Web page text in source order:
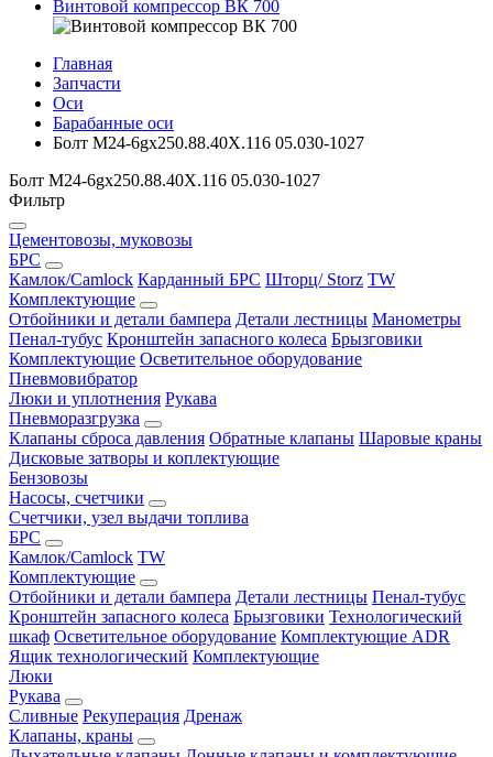
Винтовой компрессор ВК 700
Главная
Запчасти
Оси
Барабанные оси
Болт М24-6gх250.88.40Х.116 05.030-1027
Болт М24-6gх250.88.40Х.116 05.030-1027
Фильтр
Цементовозы, муковозы
БРС
Камлок/Camlock Карданный БРС Шторц/ Storz TW
Комплектующие
Отбойники и детали бампера Детали лестницы Манометры
Пенал-тубус Кронштейн запасного колеса Брызговики
Комплектующие Осветительное оборудование
Пневмовибратор
Люки и уплотнения Рукава
Пневморазгрузка
Клапаны сброса давления Обратные клапаны Шаровые краны
Дисковые затворы и коплектующие
Бензовозы
Насосы, счетчики
Счетчики, узел выдачи топлива
БРС
Камлок/Camlock TW
Комплектующие
Отбойники и детали бампера Детали лестницы Пенал-тубус
Кронштейн запасного колеса Брызговики Технологический
шкаф Осветительное оборудование Комплектующие ADR
Ящик технологический Комплектующие
Люки
Рукава
Сливные Рекуперация Дренаж
Клапаны, краны